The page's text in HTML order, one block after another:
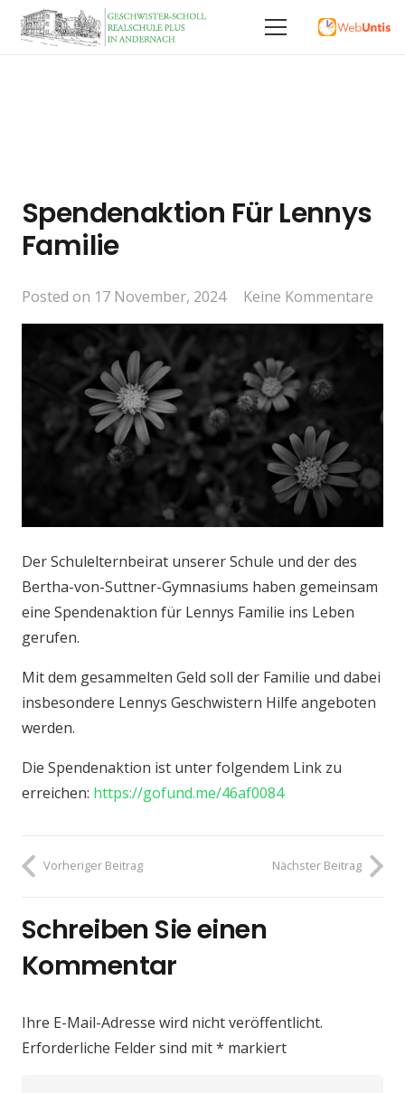
Spendenaktion Für Lennys
Familie
Posted on 17 November, 2024 Keine Kommentare
Der Schulelternbeirat unserer Schule und der des
Bertha-von-Suttner-Gymnasiums haben gemeinsam
eine Spendenaktion für Lennys Familie ins Leben
gerufen.
Mit dem gesammelten Geld soll der Familie und dabei
insbesondere Lennys Geschwistern Hilfe angeboten
werden.
Die Spendenaktion ist unter folgendem Link zu
erreichen: https://gofund.me/46af0084
Vorheriger Beitrag Nächster Beitrag
Schreiben Sie einen
Kommentar
Ihre E-Mail-Adresse wird nicht veröffentlicht.
Erforderliche Felder sind mit* markiert